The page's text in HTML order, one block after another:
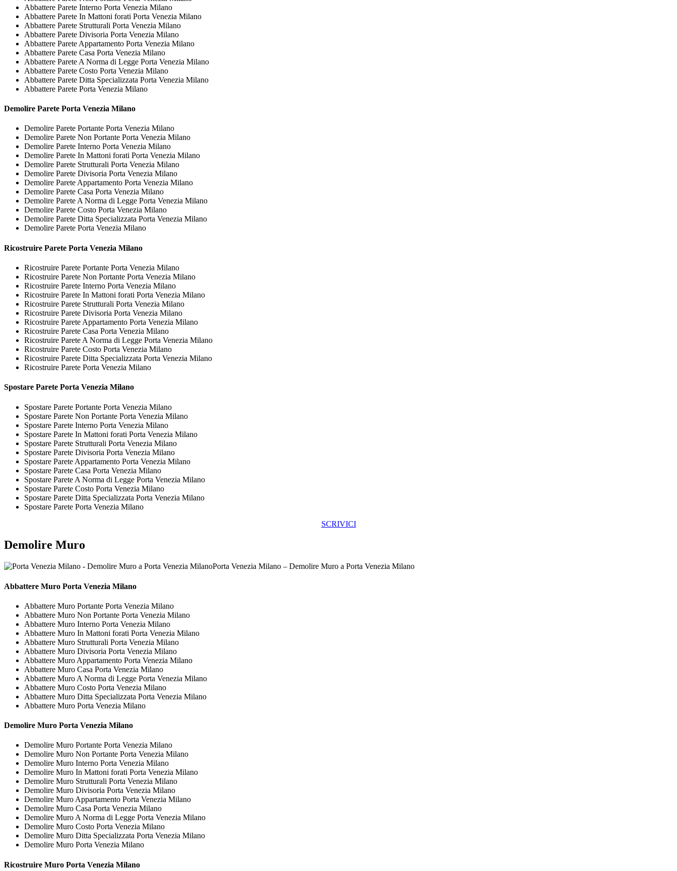
Abbattere Parete Interno Porta Venezia Milano
Abbattere Parete In Mattoni forati Porta Venezia Milano
Abbattere Parete Strutturali Porta Venezia Milano
Abbattere Parete Divisoria Porta Venezia Milano
Abbattere Parete Appartamento Porta Venezia Milano
Abbattere Parete Casa Porta Venezia Milano
Abbattere Parete A Norma di Legge Porta Venezia Milano
Abbattere Parete Costo Porta Venezia Milano
Abbattere Parete Ditta Specializzata Porta Venezia Milano
Abbattere Parete Porta Venezia Milano
Demolire Parete Porta Venezia Milano
Demolire Parete Portante Porta Venezia Milano
Demolire Parete Non Portante Porta Venezia Milano
Demolire Parete Interno Porta Venezia Milano
Demolire Parete In Mattoni forati Porta Venezia Milano
Demolire Parete Strutturali Porta Venezia Milano
Demolire Parete Divisoria Porta Venezia Milano
Demolire Parete Appartamento Porta Venezia Milano
Demolire Parete Casa Porta Venezia Milano
Demolire Parete A Norma di Legge Porta Venezia Milano
Demolire Parete Costo Porta Venezia Milano
Demolire Parete Ditta Specializzata Porta Venezia Milano
Demolire Parete Porta Venezia Milano
Ricostruire Parete Porta Venezia Milano
Ricostruire Parete Portante Porta Venezia Milano
Ricostruire Parete Non Portante Porta Venezia Milano
Ricostruire Parete Interno Porta Venezia Milano
Ricostruire Parete In Mattoni forati Porta Venezia Milano
Ricostruire Parete Strutturali Porta Venezia Milano
Ricostruire Parete Divisoria Porta Venezia Milano
Ricostruire Parete Appartamento Porta Venezia Milano
Ricostruire Parete Casa Porta Venezia Milano
Ricostruire Parete A Norma di Legge Porta Venezia Milano
Ricostruire Parete Costo Porta Venezia Milano
Ricostruire Parete Ditta Specializzata Porta Venezia Milano
Ricostruire Parete Porta Venezia Milano
Spostare Parete Porta Venezia Milano
Spostare Parete Portante Porta Venezia Milano
Spostare Parete Non Portante Porta Venezia Milano
Spostare Parete Interno Porta Venezia Milano
Spostare Parete In Mattoni forati Porta Venezia Milano
Spostare Parete Strutturali Porta Venezia Milano
Spostare Parete Divisoria Porta Venezia Milano
Spostare Parete Appartamento Porta Venezia Milano
Spostare Parete Casa Porta Venezia Milano
Spostare Parete A Norma di Legge Porta Venezia Milano
Spostare Parete Costo Porta Venezia Milano
Spostare Parete Ditta Specializzata Porta Venezia Milano
Spostare Parete Porta Venezia Milano
SCRIVICI
Demolire Muro
Porta Venezia Milano – Demolire Muro a Porta Venezia Milano
Abbattere Muro Porta Venezia Milano
Abbattere Muro Portante Porta Venezia Milano
Abbattere Muro Non Portante Porta Venezia Milano
Abbattere Muro Interno Porta Venezia Milano
Abbattere Muro In Mattoni forati Porta Venezia Milano
Abbattere Muro Strutturali Porta Venezia Milano
Abbattere Muro Divisoria Porta Venezia Milano
Abbattere Muro Appartamento Porta Venezia Milano
Abbattere Muro Casa Porta Venezia Milano
Abbattere Muro A Norma di Legge Porta Venezia Milano
Abbattere Muro Costo Porta Venezia Milano
Abbattere Muro Ditta Specializzata Porta Venezia Milano
Abbattere Muro Porta Venezia Milano
Demolire Muro Porta Venezia Milano
Demolire Muro Portante Porta Venezia Milano
Demolire Muro Non Portante Porta Venezia Milano
Demolire Muro Interno Porta Venezia Milano
Demolire Muro In Mattoni forati Porta Venezia Milano
Demolire Muro Strutturali Porta Venezia Milano
Demolire Muro Divisoria Porta Venezia Milano
Demolire Muro Appartamento Porta Venezia Milano
Demolire Muro Casa Porta Venezia Milano
Demolire Muro A Norma di Legge Porta Venezia Milano
Demolire Muro Costo Porta Venezia Milano
Demolire Muro Ditta Specializzata Porta Venezia Milano
Demolire Muro Porta Venezia Milano
Ricostruire Muro Porta Venezia Milano